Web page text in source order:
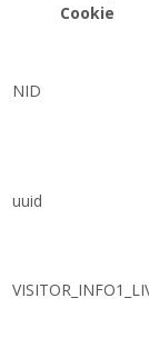
Cookie
NID
uuid